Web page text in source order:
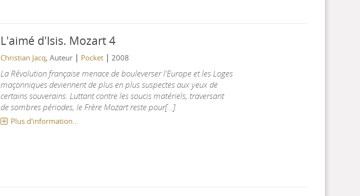
L'aimé d'Isis. Mozart 4
Christian Jacq, Auteur | Pocket| 2008
La Révolution française menace de bouleverser l'Europe et les Loges
maçonniques deviennent de plus en plus suspectes aux yeux de
certains souverains. Luttant contre les soucis matériels, traversant
de sombres périodes, le Frère Mozart reste pour[...]
Plus d'information...